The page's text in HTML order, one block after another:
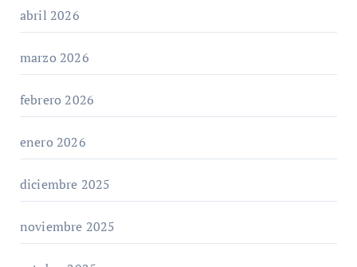
abril 2026
marzo 2026
febrero 2026
enero 2026
diciembre 2025
noviembre 2025